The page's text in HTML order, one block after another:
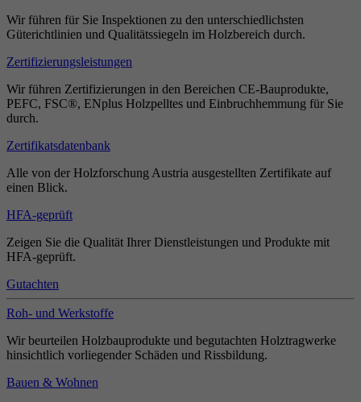
Wir führen für Sie Inspektionen zu den unterschiedlichsten
Güterichtlinien und Qualitätssiegeln im Holzbereich durch.
Zertifizierungsleistungen
Wir führen Zertifizierungen in den Bereichen CE-Bauprodukte,
PEFC, FSC®, ENplus Holzpelltes und Einbruchhemmung für Sie
durch.
Zertifikatsdatenbank
Alle von der Holzforschung Austria ausgestellten Zertifikate auf
einen Blick.
HFA-geprüft
Zeigen Sie die Qualität Ihrer Dienstleistungen und Produkte mit
HFA-geprüft.
Gutachten
Roh- und Werkstoffe
Wir beurteilen Holzbauprodukte und begutachten Holztragwerke
hinsichtlich vorliegender Schäden und Rissbildung.
Bauen & Wohnen